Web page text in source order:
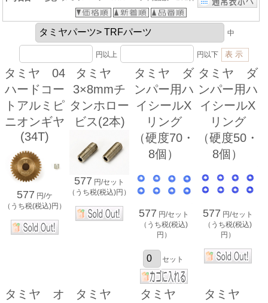
中
円以上 円以下
タミヤ 04
ハードコー
トアルミピ
ニオンギヤ
(34T)
577 円/ケ
（うち税(税込)円）
タミヤ
3×8mmチ
タンホロー
ビス(2本)
577 円/セット
（うち税(税込)円）
タミヤ ダ
ンパー用ハ
イシールX
リング
（硬度70・
8個）
577 円/セット
（うち税(税込)
円）
セット
タミヤ ダ
ンパー用ハ
イシールX
リング
（硬度50・
8個）
577 円/セット
（うち税(税込)
円）
タミヤ オ
タミヤ
タミヤ
タミヤ